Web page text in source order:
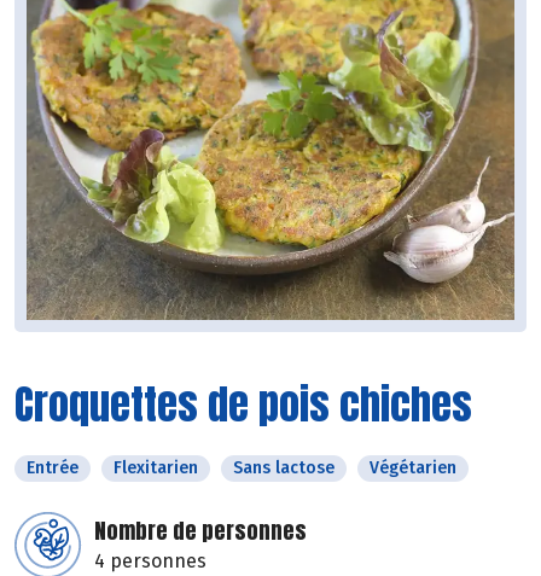
Croquettes de pois chiches
Entrée Flexitarien Sans lactose Végétarien
Nombre de personnes
4 personnes